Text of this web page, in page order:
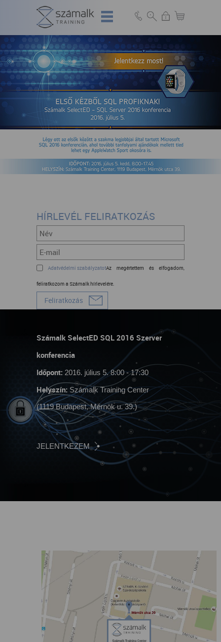
HÍRLEVÉL FELIRATKOZÁS
Az
Adatvédelmi szabályzatot megértettem és elfogadom,
feliratkozom a Számalk hírlevelére.
Számalk SelectED SQL 2016 Szerver
konferencia
Időpont: 2016. július 5. 8:00 - 17:30
Helyszín: Számalk Training Center
(1119 Budapest, Mérnök u. 39.)
JELENTKEZEM